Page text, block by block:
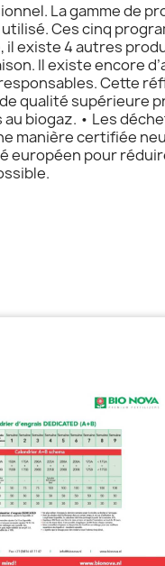
La gamme de
Ces cinq
existe 4 autres
Il existe encore
Cette
qualité supérieure
biogaz. • Les
manière certifiée
européen pour